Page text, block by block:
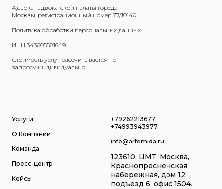
Адвокат адвокатской палаты города
Москвы, регистрационный номер 77/10140.
Политика обработки персональных данных
ИНН 343605581649
Стоимость услуг рассчитывается по
запросу индивидуально
Услуги
О Компании
Команда
Пресс-центр
Кейсы
+79262213677
+74993943977
info@arfemida.ru
123610, ЦМТ, Москва,
Краснопресненская
набережная, дом 12,
подъезд 6, офис 1504.
О нас
Кейсы
Пресс-центр
+7 (926) 221-36-77
+7 (499) 394-39-77
info@arfemida.ru
Политика обработки персональных данных